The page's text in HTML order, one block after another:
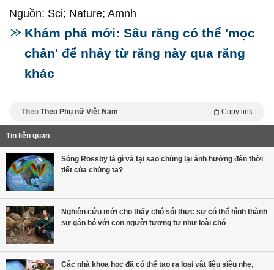
Nguồn: Sci; Nature; Amnh
Khám phá mới: Sâu răng có thể 'mọc
chân' để nhảy từ răng này qua răng
khác
Theo Theo Phụ nữ Việt Nam Copy link
Tin liên quan
Sóng Rossby là gì và tại sao chúng lại ảnh hưởng đến thời
tiết của chúng ta?
Nghiên cứu mới cho thấy chó sói thực sự có thể hình thành
sự gắn bó với con người tương tự như loài chó
Các nhà khoa học đã có thể tạo ra loại vật liệu siêu nhẹ,